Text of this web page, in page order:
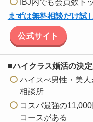
IBJ内でも会員数ト
まずは無料相談だけ試
公式サイト
■ハイクラス婚活の決
ハイスぺ男性・美
相談所
コスパ最強の
コースがある